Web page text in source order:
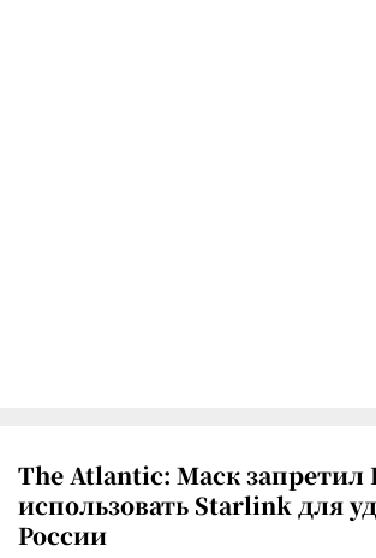
The Atlantic: Маск запретил
использовать Starlink для
России